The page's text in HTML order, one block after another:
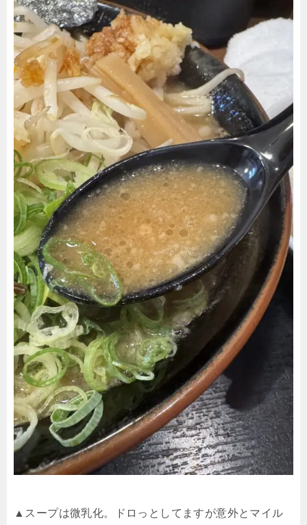
▲スープは微乳化。ドロっとしてますが意外とマイル